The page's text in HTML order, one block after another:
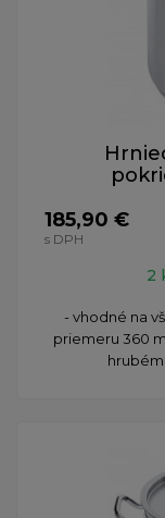
185,90 €
s DPH
2
- vhodné na
priemeru 360